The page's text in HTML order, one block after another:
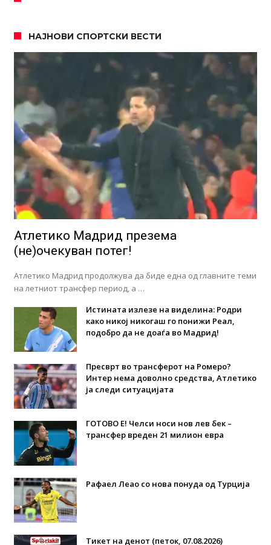
НАЈНОВИ СПОРТСКИ ВЕСТИ
Атлетико Мадрид презема
(не)очекуван потег!
Атлетико Мадрид продолжува да биде една од главните теми
на летниот трансфер период, а …
Истината излезе на виделина: Родри
како никој никогаш го понижи Реал,
подобро да не доаѓа во Мадрид!
Пресврт во трансферот на Ромеро?
Интер нема доволно средства, Атлетико
ја следи ситуацијата
ГОТОВО Е! Челси носи нов лев бек –
трансфер вреден 21 милион евра
Рафаел Леао со нова понуда од Турција
Тикет на денот (петок, 07.08.2026)